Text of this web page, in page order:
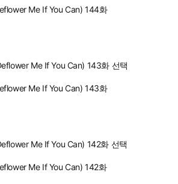
Me If You Can) 144화
Me If You Can) 143화 선택
Me If You Can) 143화
Me If You Can) 142화 선택
Me If You Can) 142화